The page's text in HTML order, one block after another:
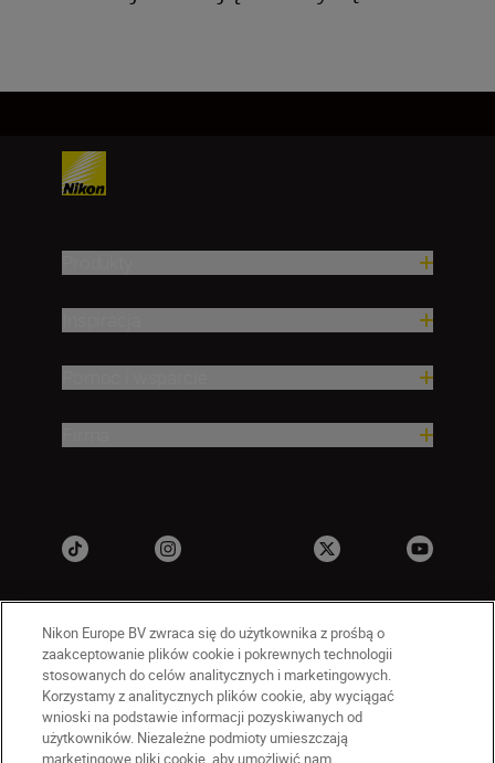
PL Nikon Sites
Nikon Europe BV zwraca się do użytkownika z prośbą o
zaakceptowanie plików cookie i pokrewnych technologii
stosowanych do celów analitycznych i marketingowych.
Korzystamy z analitycznych plików cookie, aby wyciągać
wnioski na podstawie informacji pozyskiwanych od
użytkowników. Niezależne podmioty umieszczają
marketingowe pliki cookie, aby umożliwić nam